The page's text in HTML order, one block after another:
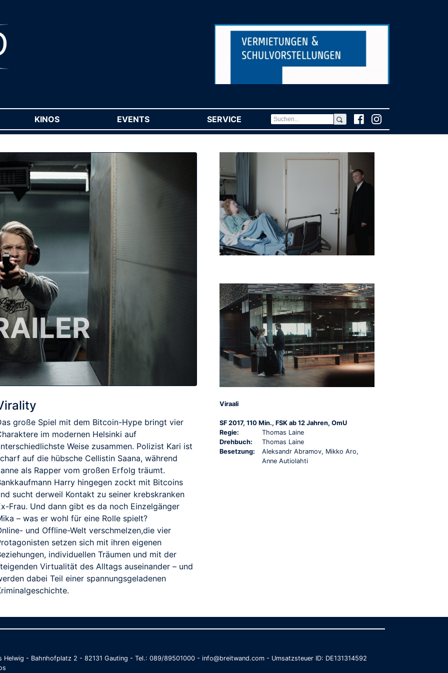
KINOS EVENTS SERVICE (CURRENT)
große Spiel mit dem Bitcoin-Hype bringt vier
im modernen Helsinki auf
Weise zusammen. Polizist Kari ist
auf die hübsche Cellistin Saana, während
als Rapper vom großen Erfolg träumt.
Harry hingegen zockt mit Bitcoins
sucht derweil Kontakt zu seiner krebskranken
Frau. Und dann gibt es da noch Einzelgänger
– was er wohl für eine Rolle spielt?
und Offline-Welt verschmelzen,die vier
setzen sich mit ihren eigenen
individuellen Träumen und mit der
Virtualität des Alltags auseinander – und
dabei Teil einer spannungsgeladenen
Viraali
SF 2017, 110 Min., FSK ab 12 Jahren, OmU
Regie:
Thomas Laine
Drehbuch:
Thomas Laine
Besetzung:
Aleksandr Abramov, Mikko Aro,
Anne Autiolahti
- Bahnhofplatz 2 - 82131 Gauting - Tel.: 089/89501000 - info@breitwand.com - Umsatzsteuer ID: DE131314592